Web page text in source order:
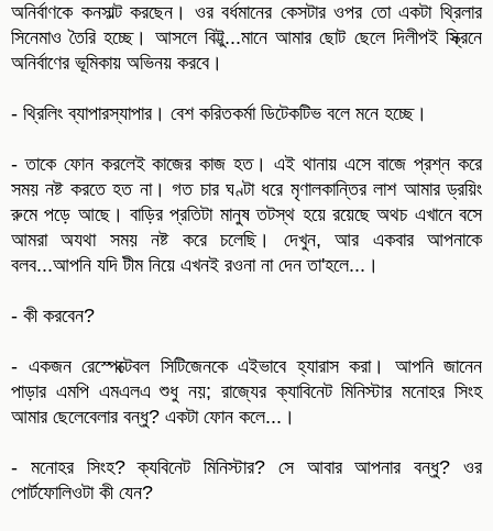
অনির্বাণকে কনসাল্ট করছেন। ওর বর্ধমানের কেসটার ওপর তো একটা থ্রিলার
সিনেমাও তৈরি হচ্ছে। আসলে বিট্টু...মানে আমার ছোট ছেলে দিলীপই স্ক্রিনে
অনির্বাণের ভূমিকায় অভিনয় করবে।
- থ্রিলিং ব্যাপারস্যাপার। বেশ করিতকর্মা ডিটেকটিভ বলে মনে হচ্ছে।
- তাকে ফোন করলেই কাজের কাজ হত। এই থানায় এসে বাজে প্রশ্ন করে
সময় নষ্ট করতে হত না। গত চার ঘণ্টা ধরে মৃণালকান্তির লাশ আমার ড্রয়িং
রুমে পড়ে আছে। বাড়ির প্রতিটা মানুষ তটস্থ হয়ে রয়েছে অথচ এখানে বসে
আমরা অযথা সময় নষ্ট করে চলেছি। দেখুন, আর একবার আপনাকে
বলব...আপনি যদি টীম নিয়ে এখনই রওনা না দেন তা'হলে...।
- কী করবেন?
- একজন রেস্পেক্টেবল সিটিজেনকে এইভাবে হ্যারাস করা। আপনি জানেন
পাড়ার এমপি এমএলএ শুধু নয়; রাজ্যের ক্যাবিনেট মিনিস্টার মনোহর সিংহ
আমার ছেলেবেলার বন্ধু? একটা ফোন কলে...।
- মনোহর সিংহ? ক্যবিনেট মিনিস্টার? সে আবার আপনার বন্ধু? ওর
পোর্টফোলিওটা কী যেন?